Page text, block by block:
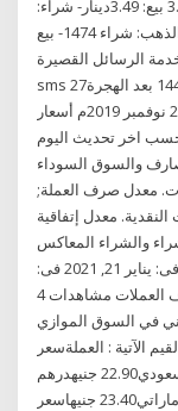
الشيكل، اليوم، على النحو التالي:دولار- شراء: 3.45 بيع: 3.49دينار- شراء:
4.86 بيع: 4.92يورو- شراء: 3.85 بيع: 3.89الذهب: شراء 1474- بيع
17.00للاشتراك بخدمة الرسائل القصيرة
نستعرض عبر المشهد السوداني اليوم الخميس 21 نوفمبر 2019م أسعار
حسب اخر تحديث اليوم
والسوق السوداء
معدل صرف العملة;
معدل إتفاقية
والشراء المعاكس
خلال الأسبوع أسعار صرف العملات 21/1/2021 فى: يناير 21, 2021 فى:
اسعار صرف العملات مشاهدات 4 views طباعة البريد الالكترونى سجلت
في السوق الموازي
اليوم الثلاثاء 31 ديسمبر 2019، القيم الآتية : العملةسعر
الصرف دولار امريكي86 / 88 جنيه ريال سعودي22.90 جنيهدرهم
جنيهاسعر